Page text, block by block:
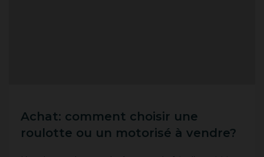
Achat: comment choisir une
roulotte ou un motorisé à vendre?